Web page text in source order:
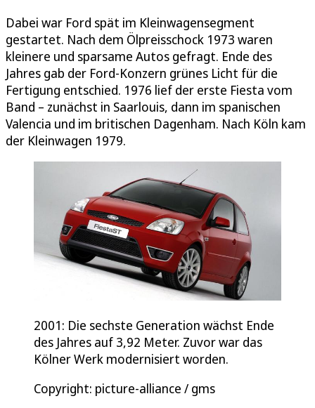
Dabei war Ford spät im Kleinwagensegment
gestartet. Nach dem Ölpreisschock 1973 waren
kleinere und sparsame Autos gefragt. Ende des
Jahres gab der Ford-Konzern grünes Licht für die
Fertigung entschied. 1976 lief der erste Fiesta vom
Band – zunächst in Saarlouis, dann im spanischen
Valencia und im britischen Dagenham. Nach Köln kam
der Kleinwagen 1979.
2001: Die sechste Generation wächst Ende
des Jahres auf 3,92 Meter. Zuvor war das
Kölner Werk modernisiert worden.
Copyright: picture-alliance / gms